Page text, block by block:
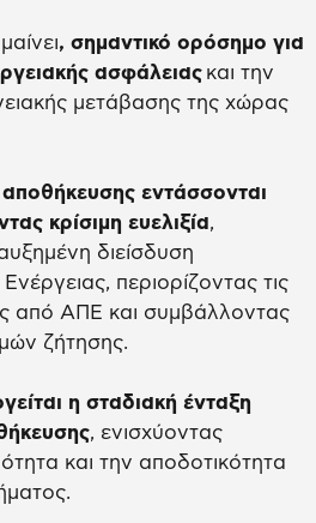
, σημαντικό ορόσημο για
ασφάλειας και την
μετάβασης της χώρας
εντάσσονται
κρίσιμη ευελιξία,
διείσδυση
περιορίζοντας τις
από ΑΠΕ και συμβάλλοντας
ζήτησης.
η σταδιακή ένταξη
, ενισχύοντας
και την αποδοτικότητα